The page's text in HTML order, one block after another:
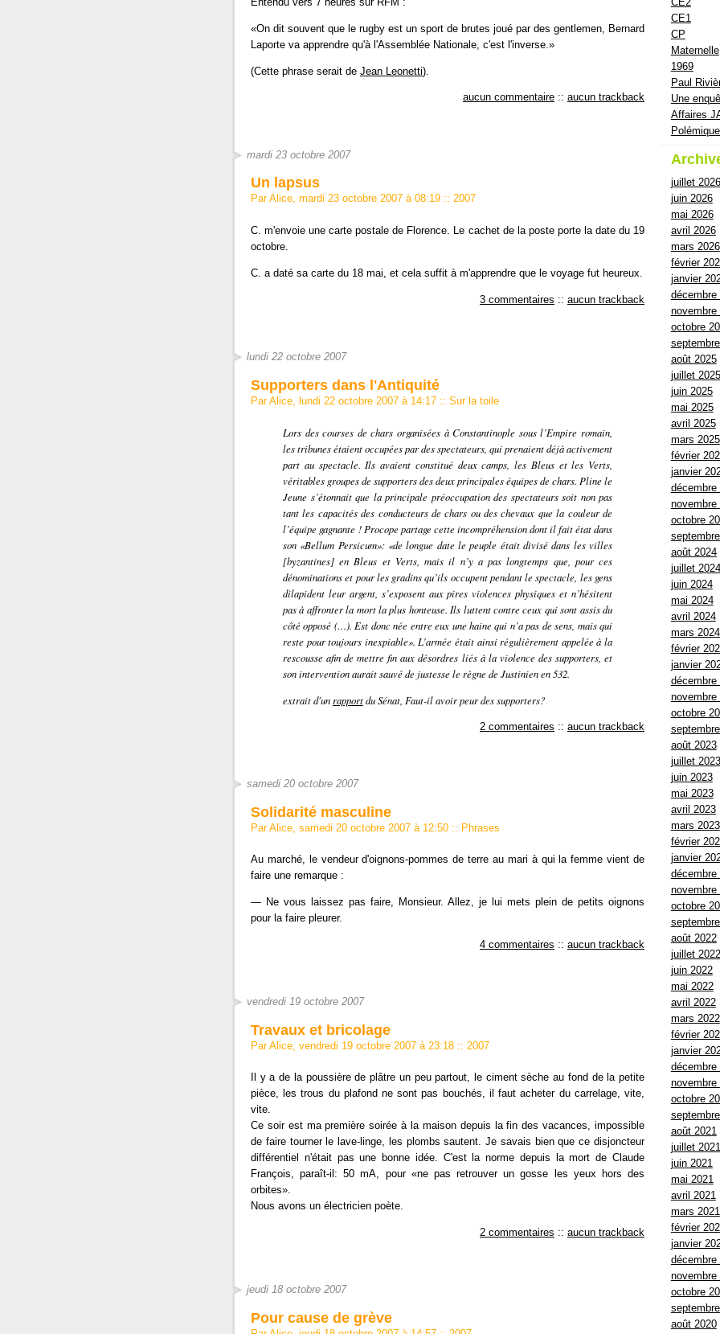
«On dit souvent que le rugby est un sport de brutes joué par des gentlemen, Bernard
Laporte va apprendre qu'à l'Assemblée Nationale, c'est l'inverse.»
(Cette phrase serait de Jean Leonetti).
aucun commentaire :: aucun trackback
mardi 23 octobre 2007
Un lapsus
Par Alice, mardi 23 octobre 2007 à 08:19 :: 2007
C. m'envoie une carte postale de Florence. Le cachet de la poste porte la date du 19
octobre.
C. a daté sa carte du 18 mai, et cela suffit à m'apprendre que le voyage fut heureux.
3 commentaires :: aucun trackback
lundi 22 octobre 2007
Supporters dans l'Antiquité
Par Alice, lundi 22 octobre 2007 à 14:17 :: Sur la toile
Lors des courses de chars organisées à Constantinople sous l’Empire romain,
les tribunes étaient occupées par des spectateurs, qui prenaient déjà activement
part au spectacle. Ils avaient constitué deux camps, les Bleus et les Verts,
véritables groupes de supporters des deux principales équipes de chars. Pline le
Jeune s’étonnait que la principale préoccupation des spectateurs soit non pas
tant les capacités des conducteurs de chars ou des chevaux que la couleur de
l’équipe gagnante ! Procope partage cette incompréhension dont il fait état dans
son «Bellum Persicum»: «de longue date le peuple était divisé dans les villes
[byzantines] en Bleus et Verts, mais il n’y a pas longtemps que, pour ces
dénominations et pour les gradins qu’ils occupent pendant le spectacle, les gens
dilapident leur argent, s’exposent aux pires violences physiques et n’hésitent
pas à affronter la mort la plus honteuse. Ils luttent contre ceux qui sont assis du
côté opposé (…). Est donc née entre eux une haine qui n’a pas de sens, mais qui
reste pour toujours inexpiable». L’armée était ainsi régulièrement appelée à la
rescousse afin de mettre fin aux désordres liés à la violence des supporters, et
son intervention aurait sauvé de justesse le règne de Justinien en 532.
extrait d'un rapportdu Sénat, Faut-il avoir peur des supporters?
2 commentaires :: aucun trackback
samedi 20 octobre 2007
Solidarité masculine
Par Alice, samedi 20 octobre 2007 à 12:50 :: Phrases
Au marché, le vendeur d'oignons-pommes de terre au mari à qui la femme vient de
faire une remarque :
— Ne vous laissez pas faire, Monsieur. Allez, je lui mets plein de petits oignons
pour la faire pleurer.
4 commentaires :: aucun trackback
vendredi 19 octobre 2007
Travaux et bricolage
Par Alice, vendredi 19 octobre 2007 à 23:18 :: 2007
Il y a de la poussière de plâtre un peu partout, le ciment sèche au fond de la petite
pièce, les trous du plafond ne sont pas bouchés, il faut acheter du carrelage, vite,
vite.
Ce soir est ma première soirée à la maison depuis la fin des vacances, impossible
de faire tourner le lave-linge, les plombs sautent. Je savais bien que ce disjoncteur
différentiel n'était pas une bonne idée. C'est la norme depuis la mort de Claude
François, paraît-il: 50 mA, pour «ne pas retrouver un gosse les yeux hors des
orbites».
Nous avons un électricien poète.
2 commentaires :: aucun trackback
jeudi 18 octobre 2007
Pour cause de grève
CE1
CP
Maternelle
1969
Paul
Une
Affaires
juillet 2026
juin 2026
mai 2026
avril 2026
mars 2026
février
janvier
décembre
novembre
octobre
août 2025
juillet 2025
juin 2025
mai 2025
avril 2025
mars 2025
février
janvier
décembre
novembre
octobre
août 2024
juillet 2024
juin 2024
mai 2024
avril 2024
mars 2024
février
janvier
décembre
novembre
octobre
août 2023
juillet 2023
juin 2023
mai 2023
avril 2023
mars 2023
février
janvier
décembre
novembre
octobre
août 2022
juillet 2022
juin 2022
mai 2022
avril 2022
mars 2022
février
janvier
décembre
novembre
octobre
août 2021
juillet 2021
juin 2021
mai 2021
avril 2021
mars 2021
février
janvier
décembre
novembre
octobre
août 2020